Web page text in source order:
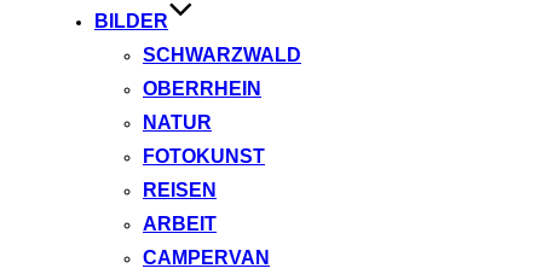
BILDER
SCHWARZWALD
OBERRHEIN
NATUR
FOTOKUNST
REISEN
ARBEIT
CAMPERVAN